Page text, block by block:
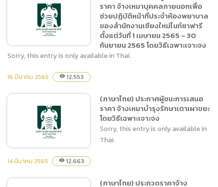
เสนอราคา ประกวดราคาซื้อ
เครื่องลดอุณหภูมิอัตโนมัติ
(Freeze control) จำนวน 1
ชุด ด้วยวิธีประกวดราคา
อิเล็กทรอนิกส์ (e-bidding)
(ภาษาไทย) ประกาศผู้ชนะการ
เสนอราคา จ้างเหมาบุคคล
ประจำห้องพยาบาลของ
สำนักงานเชียงใหม่ไนท์ซาฟารี
ตั้งแต่วันที่ 1 เมษายน 2565 –
30 กันยายน 2565 โดยวิธี
เฉพาะเจาะจง
ราคา จ้างเหมาบุคคลภายนอกเพื่อ
ช่วยปฏิบัติหน้าที่ประจำห้องพยาบาล
ของสำนักงานเชียงใหม่ไนท์ซาฟารี
ตั้งแต่วันที่ 1 เมษายน 2565 – 30
กันยายน 2565 โดยวิธีเฉพาะเจาะจง
Sorry, this entry is only available in Thai.
16 มีนาคม 2565 visibility 12,553
(ภาษาไทย) ประกาศผู้ชนะการ
(ภาษาไทย) ประกาศผู้ชนะการเสนอ
ราคา จ้างเหมาบำรุงรักษาเตาเผาขยะ
โดยวิธีเฉพาะเจาะจง
Sorry, this entry is only available in
Thai.
14 มีนาคม 2565 visibility 12,663
(ภาษาไทย) ประกวดราคาจ้าง